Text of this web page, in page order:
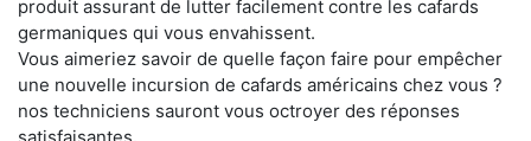
produit assurant de lutter facilement contre les cafards
germaniques qui vous envahissent.
Vous aimeriez savoir de quelle façon faire pour empêcher
une nouvelle incursion de cafards américains chez vous ?
nos techniciens sauront vous octroyer des réponses
satisfaisantes.